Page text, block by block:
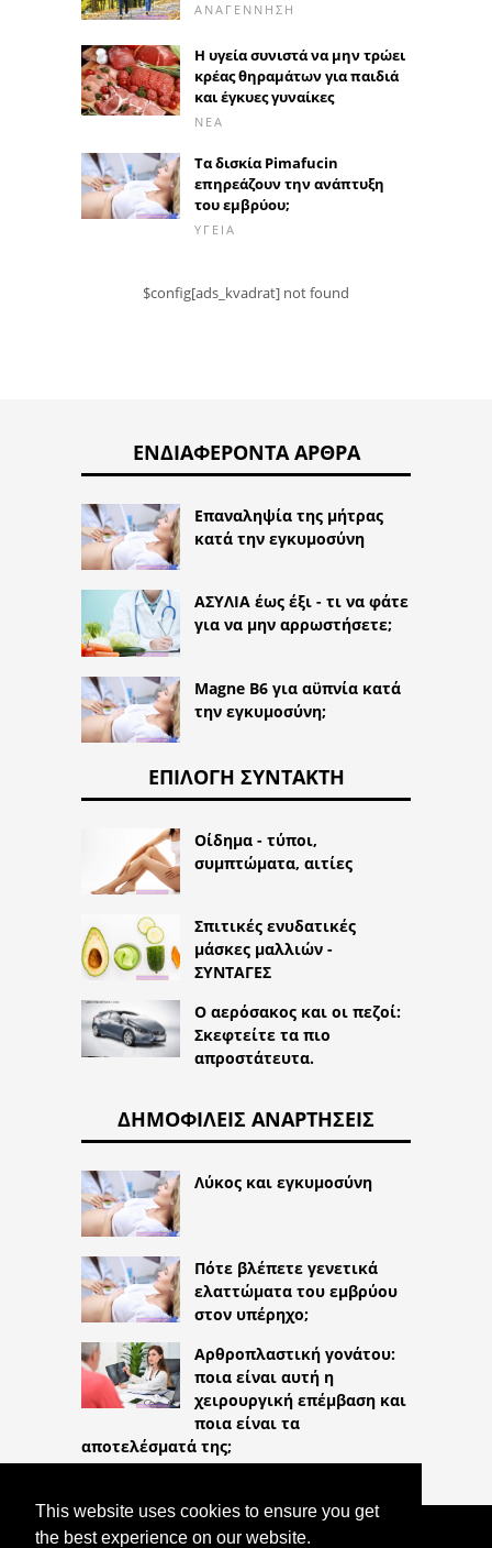
This website uses cookies to ensure you get
the best experience on our website.
ΑΝΑΓΈΝΝΗΣΗ
Η υγεία συνιστά να μην τρώει
κρέας θηραμάτων για παιδιά
και έγκυες γυναίκες
ΝΈΑ
Τα δισκία Pimafucin
επηρεάζουν την ανάπτυξη
του εμβρύου;
ΥΓΕΊΑ
$config[ads_kvadrat] not found
ΕΝΔΙΑΦΈΡΟΝΤΑ ΆΡΘΡΑ
Επαναληψία της μήτρας
κατά την εγκυμοσύνη
ΑΣΥΛΙΑ έως έξι - τι να φάτε
για να μην αρρωστήσετε;
Magne B6 για αϋπνία κατά
την εγκυμοσύνη;
ΕΠΙΛΟΓΉ ΣΥΝΤΆΚΤΗ
Οίδημα - τύποι,
συμπτώματα, αιτίες
Σπιτικές ενυδατικές
μάσκες μαλλιών -
ΣΥΝΤΑΓΕΣ
Ο αερόσακος και οι πεζοί:
Σκεφτείτε τα πιο
απροστάτευτα.
ΔΗΜΟΦΙΛΕΊΣ ΑΝΑΡΤΉΣΕΙΣ
Λύκος και εγκυμοσύνη
Πότε βλέπετε γενετικά
ελαττώματα του εμβρύου
στον υπέρηχο;
Αρθροπλαστική γονάτου:
ποια είναι αυτή η
χειρουργική επέμβαση και
ποια είναι τα
αποτελέσματά της;
COPYRIGHT 2026